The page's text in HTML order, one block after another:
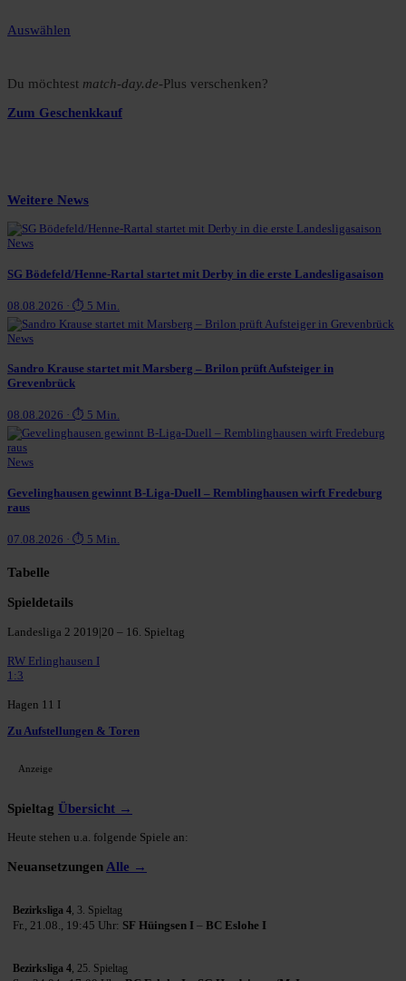
Auswählen
Du möchtest match-day.de-Plus verschenken?
Zum Geschenkkauf
Weitere News
News
SG Bödefeld/Henne-Rartal startet mit Derby in die erste Landesligasaison
08.08.2026 · ⏱ 5 Min.
News
Sandro Krause startet mit Marsberg – Brilon prüft Aufsteiger in
Grevenbrück
08.08.2026 · ⏱ 5 Min.
News
Gevelinghausen gewinnt B-Liga-Duell – Remblinghausen wirft Fredeburg
raus
07.08.2026 · ⏱ 5 Min.
Tabelle
Spieldetails
Landesliga 2 2019|20 – 16. Spieltag
RW Erlinghausen I
1:3
Hagen 11 I
Zu Aufstellungen & Toren
Anzeige
Spieltag Übersicht →
Heute stehen u.a. folgende Spiele an:
Neuansetzungen Alle →
Bezirksliga 4, 3. Spieltag
Fr., 21.08., 19:45 Uhr: SF Hüingsen I – BC Eslohe I
Bezirksliga 4, 25. Spieltag